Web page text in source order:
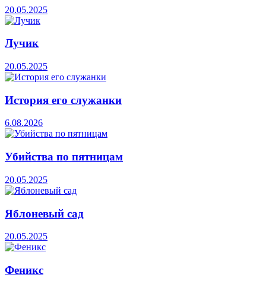
20.05.2025
Лучик
20.05.2025
История его служанки
6.08.2026
Убийства по пятницам
20.05.2025
Яблоневый сад
20.05.2025
Феникс